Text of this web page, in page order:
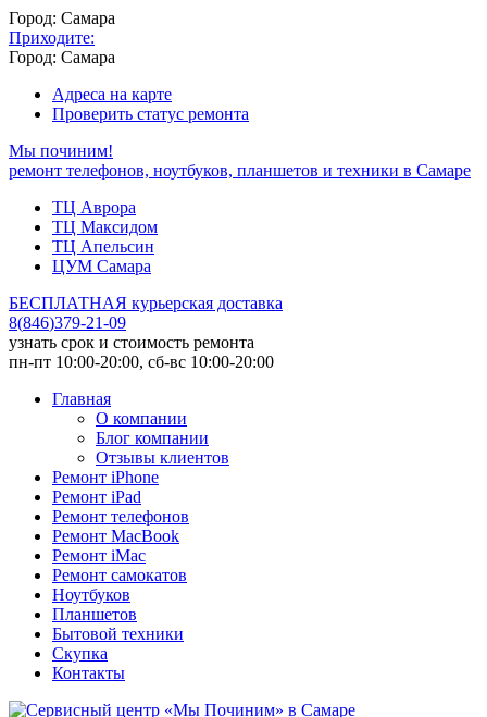
Город: Самара
Приходите:
Город: Самара
Адреса на карте
Проверить статус ремонта
Мы починим!
ремонт телефонов, ноутбуков, планшетов и техники в Самаре
ТЦ Аврора
ТЦ Максидом
ТЦ Апельсин
ЦУМ Самара
БЕСПЛАТНАЯ курьерская доставка
8(846)379-21-09
узнать срок и стоимость ремонта
пн-пт 10:00-20:00, сб-вс 10:00-20:00
Главная
О компании
Блог компании
Отзывы клиентов
Ремонт iPhone
Ремонт iPad
Ремонт телефонов
Ремонт MacBook
Ремонт iMac
Ремонт самокатов
Ноутбуков
Планшетов
Бытовой техники
Скупка
Контакты